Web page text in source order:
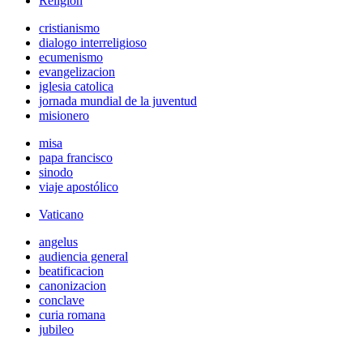
cristianismo
dialogo interreligioso
ecumenismo
evangelizacion
iglesia catolica
jornada mundial de la juventud
misionero
misa
papa francisco
sinodo
viaje apostólico
Vaticano
angelus
audiencia general
beatificacion
canonizacion
conclave
curia romana
jubileo